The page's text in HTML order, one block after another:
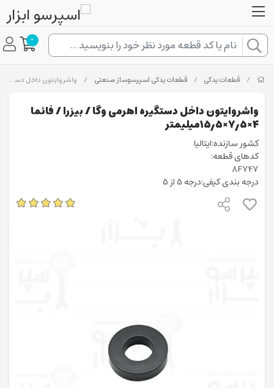
0
/ قطعات یدکی / قطعات یدکی اسپرسوساز صنعتی / واشروایتون داخل دستگیره اهرمی وگا / بیزرا / فائما ۴×۷٫۵×۱۵٫۵میلیمتر
واشروایتون داخل دستگیره اهرمی وگا / بیزرا / فائما
۴×۷٫۵×۱۵٫۵میلیمتر
کشور سازنده:ایتالیا
کدهای قطعه:
8F747
درجه بندی کیفی:درجه 5 از 5